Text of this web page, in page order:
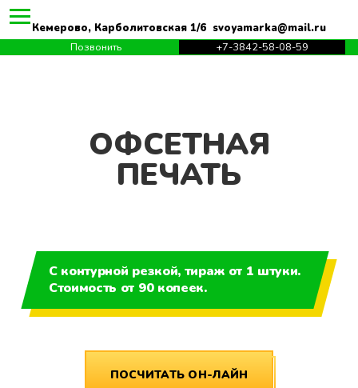
Кемерово, Карболитовская 1/6 svoyamarka@mail.ru
Позвонить
+7-3842-58-08-59
ОФСЕТНАЯ
ПЕЧАТЬ
С контурной резкой, тираж от 1 штуки.
Стоимость от 90 копеек.
ПОСЧИТАТЬ ОН-ЛАЙН